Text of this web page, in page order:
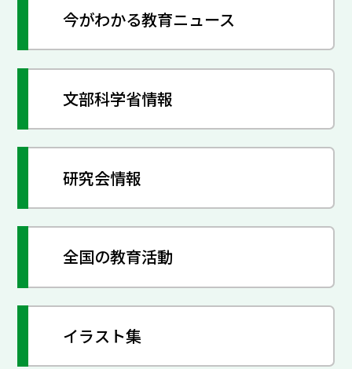
今がわかる教育ニュース
文部科学省情報
研究会情報
全国の教育活動
イラスト集